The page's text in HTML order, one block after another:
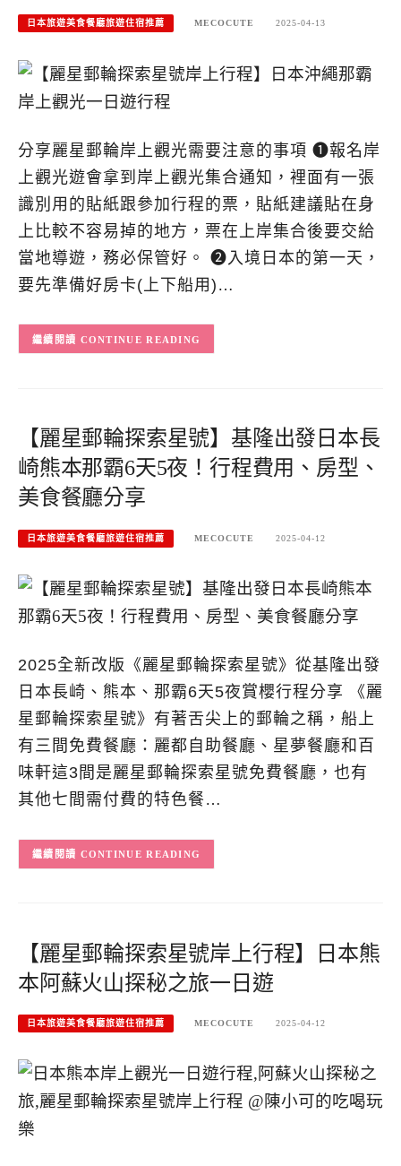
日本旅遊美食餐廳旅遊住宿推薦 MECOCUTE 2025-04-13
分享麗星郵輪岸上觀光需要注意的事項 ➊報名岸
上觀光遊會拿到岸上觀光集合通知，裡面有一張
識別用的貼紙跟參加行程的票，貼紙建議貼在身
上比較不容易掉的地方，票在上岸集合後要交給
當地導遊，務必保管好。 ➋入境日本的第一天，
要先準備好房卡(上下船用)…
CONTINUE READING
【麗星郵輪探索星號】基隆出發日本長
崎熊本那霸6天5夜！行程費用、房型、
美食餐廳分享
日本旅遊美食餐廳旅遊住宿推薦 MECOCUTE 2025-04-12
2025全新改版《麗星郵輪探索星號》從基隆出發
日本長崎、熊本、那霸6天5夜賞櫻行程分享 《麗
星郵輪探索星號》有著舌尖上的郵輪之稱，船上
有三間免費餐廳：麗都自助餐廳、星夢餐廳和百
味軒這3間是麗星郵輪探索星號免費餐廳，也有
其他七間需付費的特色餐…
CONTINUE READING
【麗星郵輪探索星號岸上行程】日本熊
本阿蘇火山探秘之旅一日遊
日本旅遊美食餐廳旅遊住宿推薦 MECOCUTE 2025-04-12